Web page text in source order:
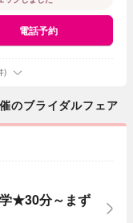
電話予約
)
ブライダルフェア
学★30分～まず